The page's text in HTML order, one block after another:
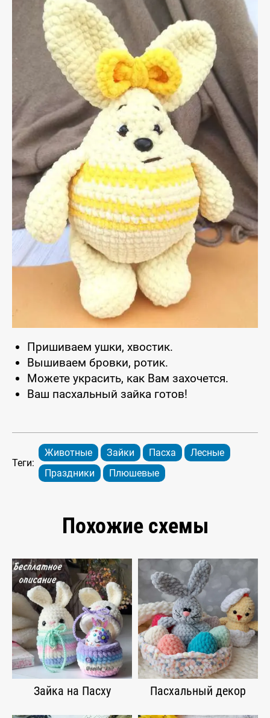
Пришиваем ушки, хвостик.
Вышиваем бровки, ротик.
Можете украсить, как Вам захочется.
Ваш пасхальный зайка готов!
Теги:
Животные Зайки Пасха
Лесные
Праздники
Плюшевые
Похожие схемы
Зайка на Пасху Пасхальный декор